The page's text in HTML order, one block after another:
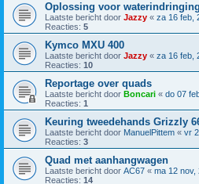
Oplossing voor
Laatste bericht door Jazzy « za 16 feb,
Reacties: 5
Kymco MXU 400
Laatste bericht door Jazzy « za 16 feb,
Reacties: 10
Reportage over quads
Laatste bericht door Boncari « do 07
Reacties: 1
Keuring tweedehands Grizzly
Laatste bericht door ManuelPittem « vr
Reacties: 3
Quad met aanhangwagen
Laatste bericht door AC67 « ma 12 nov,
Reacties: 14